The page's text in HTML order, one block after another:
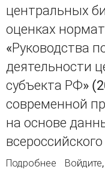
центральных
оценках
«Руководства
деятельности
субъекта РФ»
современной
на основе
Подробнее оВойдите